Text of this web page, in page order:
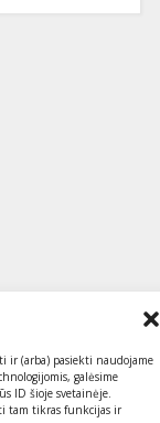
ir (arba) pasiekti naudojame
galėsime
ID šioje svetainėje.
tam tikras funkcijas ir